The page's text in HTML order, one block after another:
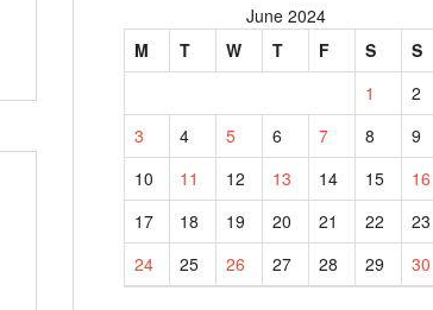
June 2024
M
T W T F S
S
1
2
3
4 5 6 7 8
9
10
11 12 13 14 15
16
17
18 19 20 21 22
23
24
25 26 27 28 29 30